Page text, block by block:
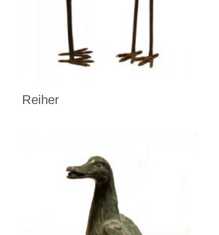
Reiher